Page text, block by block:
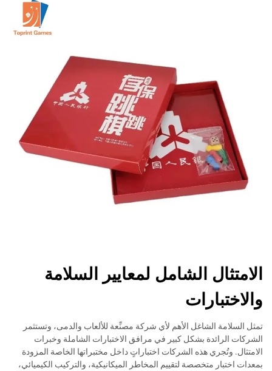
الامتثال الشامل لمعايير السلامة
والاختبارات
تمثل السلامة الشاغل الأهم لأي شركة مصنِّعة للألعاب والدمى، وتستثمر
الشركات الرائدة بشكل كبير في مرافق الاختبارات الشاملة وخبرات
الامتثال. وتُجري هذه الشركات اختباراتٍ داخل مختبراتها الخاصة المزودة
بمعدات اختبار متخصصة لتقييم المخاطر الميكانيكية، والتركيب الكيميائي،